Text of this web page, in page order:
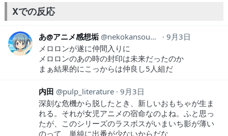
キラン・フォー・ユー！ガチガチガチ… 今期のキモとなるエピソード
だと思う。メロ… メロロンやっと言えたじゃねぇかｗそれにし…
Xでの反応
あ@アニメ感想垢 nekokansouyox
9月3日
メロロンが遂に仲間入りに
メロロンのあの時の封印は未来だったのか
まぁ結果的にこっからは仲良し5人組だ
内田 pulp_literature 9月3日
深刻な危機から脱したとき、新しいおもちゃが生ま
れる。それが女児アニメの宿命なのよね。ふと思っ
たが、このシリーズのラスボスがいまいち影が薄い
のって、単純に出番が少ないからだな